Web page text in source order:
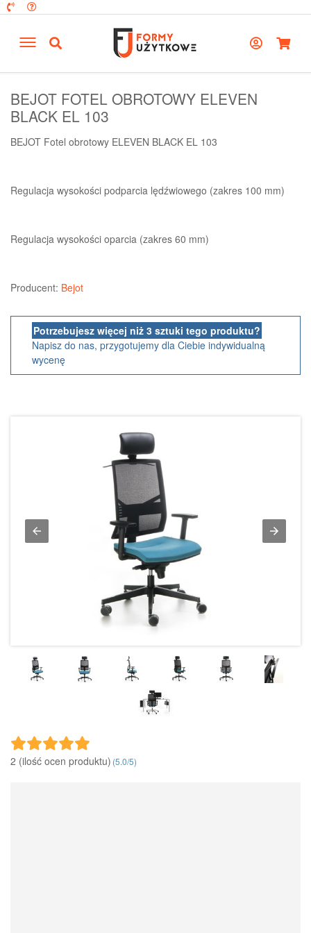
BEJOT FOTEL OBROTOWY ELEVEN
BLACK EL 103
BEJOT Fotel obrotowy ELEVEN BLACK EL 103
Regulacja wysokości podparcia lędźwiowego (zakres 100 mm)
Regulacja wysokości oparcia (zakres 60 mm)
Producent: Bejot
Potrzebujesz więcej niż 3 sztuki tego produktu?
Napisz do nas, przygotujemy dla Ciebie indywidualną
wycenę
2 (ilość ocen produktu)‎(5.0/5)